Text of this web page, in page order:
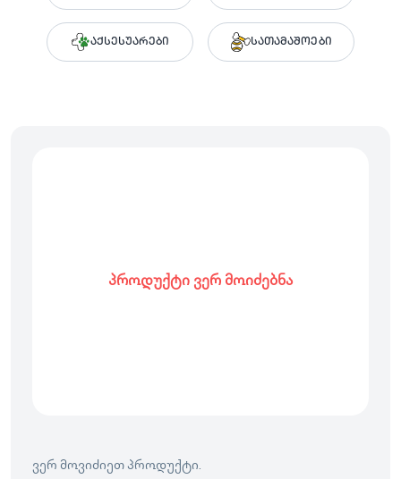
აქსესუარები სათამაშოები
პროდუქტი ვერ მოიძებნა
ვერ მოვიძიეთ პროდუქტი.